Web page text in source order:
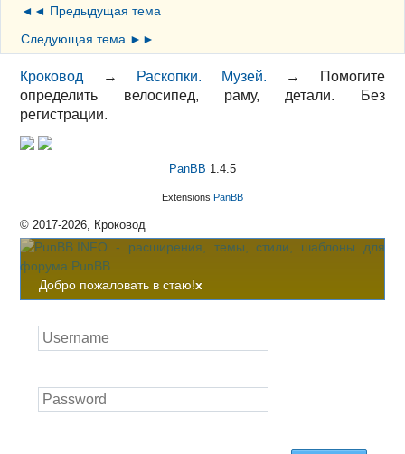
◄◄ Предыдущая тема
Следующая тема ►►
Кроковод → Раскопки. Музей. →
Помогите
определить велосипед, раму, детали. Без
регистрации.
PanBB 1.4.5
Extensions PanBB
© 2017-2026, Кроковод
Добро пожаловать в стаю!x